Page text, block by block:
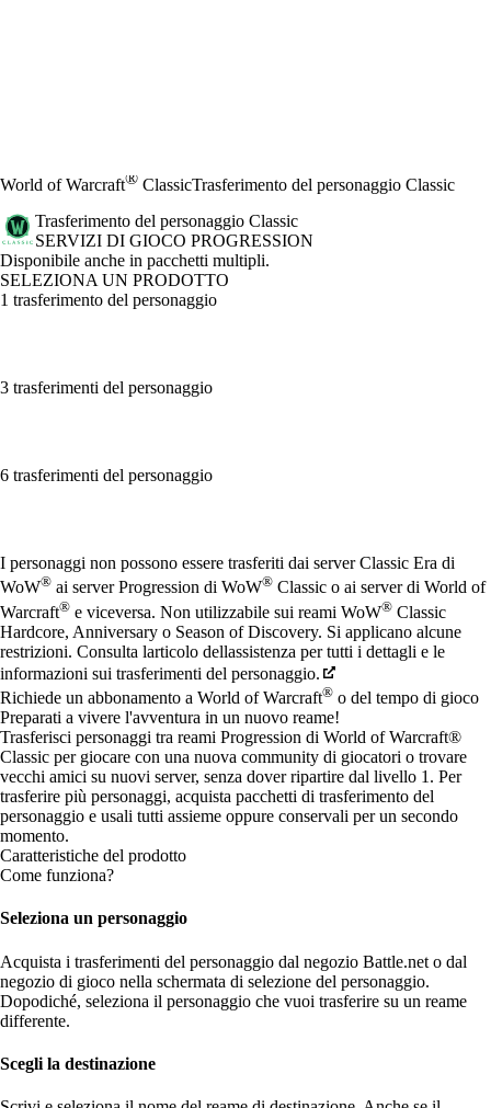
World of Warcraft® ClassicTrasferimento del personaggio Classic
Trasferimento del personaggio Classic
SERVIZI DI GIOCO PROGRESSION
Product Notification
Disponibile anche in pacchetti multipli.
SELEZIONA UN PRODOTTO
1 trasferimento del personaggio
3 trasferimenti del personaggio
6 trasferimenti del personaggio
Available actions
I personaggi non possono essere trasferiti dai server Classic Era di
WoW® ai server Progression di WoW® Classic o ai server di World of
Warcraft® e viceversa. Non utilizzabile sui reami WoW® Classic
Hardcore, Anniversary o Season of Discovery. Si applicano alcune
restrizioni. Consulta larticolo dellassistenza per tutti i dettagli e le
informazioni sui trasferimenti del personaggio.
Richiede un abbonamento a World of Warcraft® o del tempo di gioco
Preparati a vivere l'avventura in un nuovo reame!
Trasferisci personaggi tra reami Progression di World of Warcraft®
Classic per giocare con una nuova community di giocatori o trovare
vecchi amici su nuovi server, senza dover ripartire dal livello 1. Per
trasferire più personaggi, acquista pacchetti di trasferimento del
personaggio e usali tutti assieme oppure conservali per un secondo
momento.
Caratteristiche del prodotto
Come funziona?
Seleziona un personaggio
Acquista i trasferimenti del personaggio dal negozio Battle.net o dal
negozio di gioco nella schermata di selezione del personaggio.
Dopodiché, seleziona il personaggio che vuoi trasferire su un reame
differente.
Scegli la destinazione